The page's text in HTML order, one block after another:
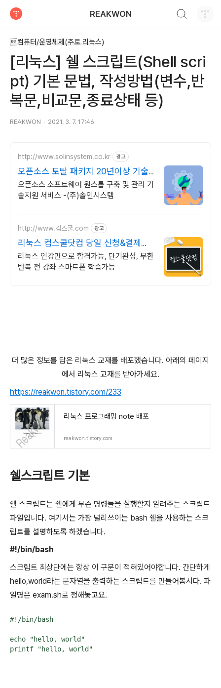
REAKWON
컴퓨터/운영체제(주로 리눅스)
[리눅스] 쉘 스크립트(Shell scri
pt) 기본 문법, 작성방법(변수,반
복문,비교문,종료상태 등)
REAKWON 2021. 3. 7. 17:46
http://www.solinsystem.co.kr 광고
오픈소스 토탈 패키지 20년이상 기술
지원 노하우
오픈소스 소프트웨어 원스톱 구축 및 관리 기
술지원 서비스 -(주)솔인시스템
http://www.컴스쿨.com 광고
리눅스 컴스쿨닷컴 당일 신청&결제시
기프티콘!
리눅스 인강만으로 합격가능, 단기완성, 무한
반복 전 강좌 스마트폰 학습가능
더 많은 정보를 담은 리눅스 교재를 배포했습니다. 아래의 페이지
에서 리눅스 교재를 받아가세요.
https://reakwon.tistory.com/233
리눅스 프로그래밍 note 배포
reakwon.tistory.com
쉘스크립트 기본
쉘 스크립트는 쉘에게 무슨 명령들을 실행할지 알려주는 스크립트
파일입니다. 여기서는 가장 널리쓰이는 bash 쉘을 사용하는 스크
립트를 설명하도록 하겠습니다.
#!/bin/bash
스크립트 최상단에는 항상 이 구문이 적혀있어야합니다. 간단하게
hello,world라는 문자열을 출력하는 스크립트를 만들어봅시다. 파
일명은 exam.sh로 정해놓고요.
#!/bin/bash
echo "hello, world"